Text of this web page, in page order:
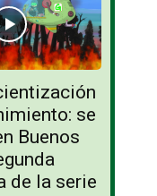
se
Buenos
de la serie